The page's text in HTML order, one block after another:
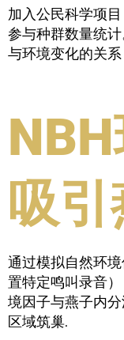
加入公民科学项
参与种群数量统
与环境变化的关系
吸
通过模拟自然环
置特定鸣叫录音
境因子与燕子内
区域筑巢.